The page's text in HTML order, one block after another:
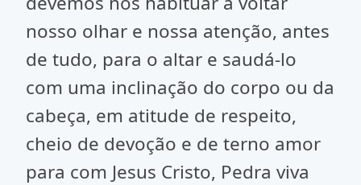
nosso olhar e nossa atenção, antes
de tudo, para o altar e saudá-lo
com uma inclinação do corpo ou da
cabeça, em atitude de respeito,
cheio de devoção e de terno amor
para com Jesus Cristo, Pedra viva